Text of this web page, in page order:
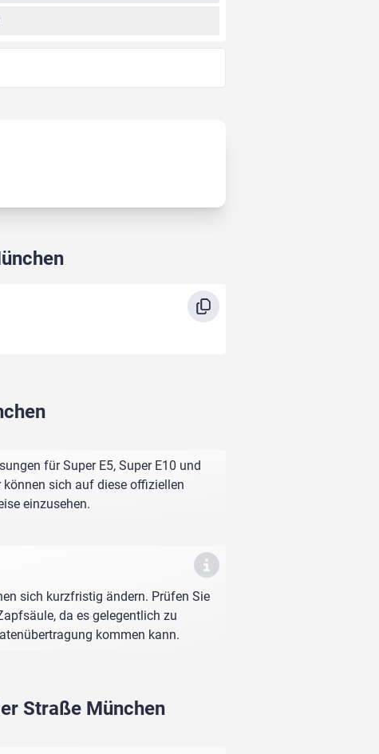
für Super E5, Super E10 und
sich auf diese offiziellen
einzusehen.
sich kurzfristig ändern. Prüfen Sie
da es gelegentlich zu
kommen kann.
Straße München